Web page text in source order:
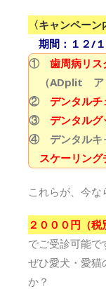
〈キャンペーン
期間： １２/
① 歯周病リス
（ADplit ア
② デンタルチ
③ デンタル
④ デンタルキ
スケーリング
これらが、今
２０００円（税
でご受診可能で
ぜひ愛犬・愛猫
か？